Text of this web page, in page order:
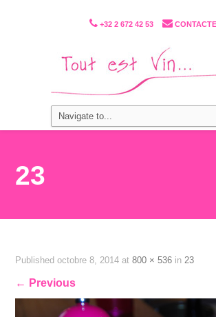
+32 2 672 42 53
23
Publishedoctobre 8, 2014 at800 × 536 in23
← Previous